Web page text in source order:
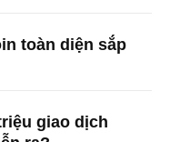
toàn diện sắp
giao dịch